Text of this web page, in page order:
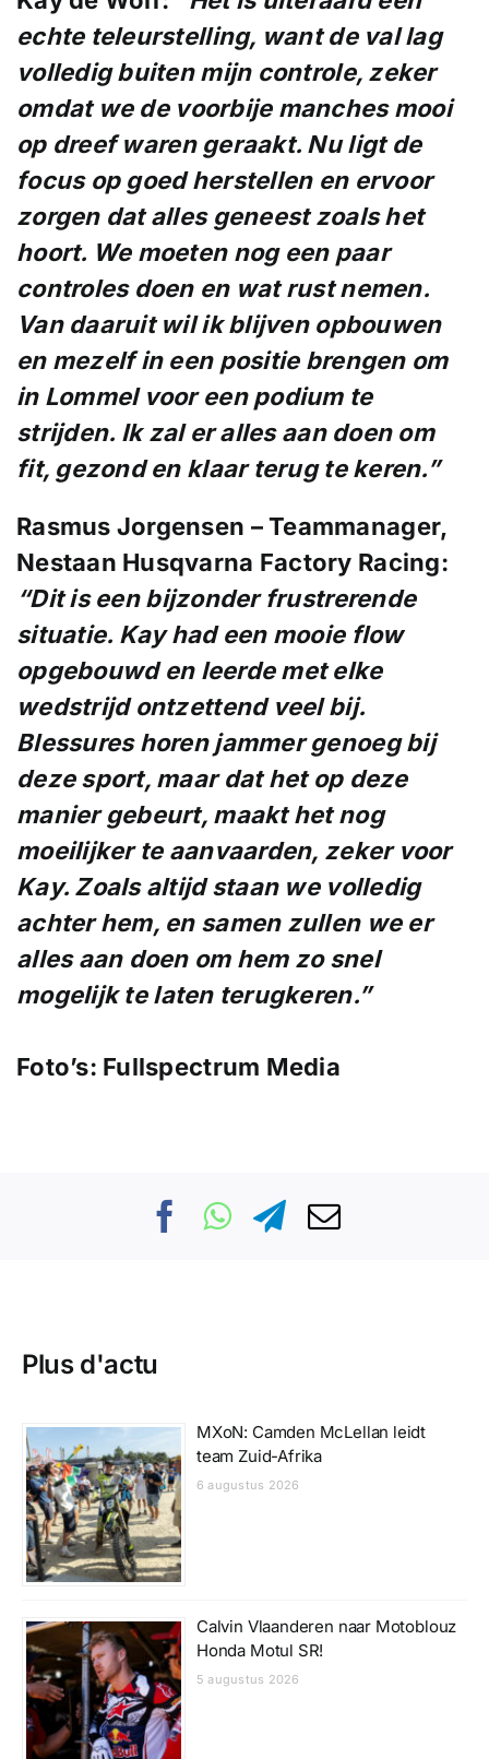
echte teleurstelling, want de val lag
volledig buiten mijn controle, zeker
omdat we de voorbije manches mooi
op dreefwaren geraakt. Nuligt de
focus op goedherstellen en ervoor
zorgen dat alles geneestzoals het
hoort. We moeten nog een paar
controles doen en wat rustnemen.
Van daaruit wilik blijven opbouwen
en mezelf in een positie brengen om
in Lommel voor een podium te
strijden. Ikzal er alles aan doen om
fit, gezond en klaar terug te keren.”
Rasmus Jorgensen – Teammanager,
Nestaan Husqvarna Factory Racing:
“Dit iseen bijzonder frustrerende
situatie. Kay had een mooie flow
opgebouwd en leerde met elke
wedstrijdontzettend veel bij.
Blessureshoren jammer genoeg bij
deze sport, maar dat hetop deze
manier gebeurt, maakt het nog
moeilijkerte aanvaarden, zeker voor
Kay. Zoals altijdstaan we volledig
achterhem, en samen zullen we er
alles aan doen om hem zo snel
mogelijk telaten terugkeren.”
Foto’s: Fullspectrum Media
Plus d'actu
MXoN: Camden McLellan leidt
team Zuid-Afrika
6 augustus 2026
Calvin Vlaanderen naar Motoblouz
Honda Motul SR!
5 augustus 2026